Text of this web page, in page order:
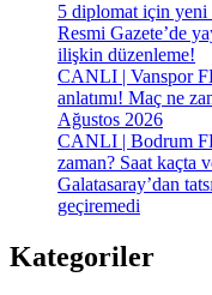
5 diplomat için yeni
Resmi Gazete’de
ilişkin düzenleme!
CANLI | Vanspor
anlatımı! Maç ne
Ağustos 2026
CANLI | Bodrum
zaman? Saat kaçta
Galatasaray’dan
geçiremedi
Kategoriler